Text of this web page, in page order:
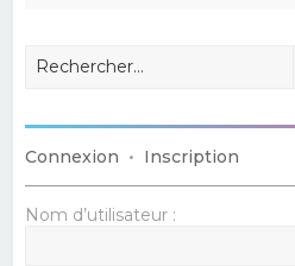
Connexion • Inscription
Nom d’utilisateur :